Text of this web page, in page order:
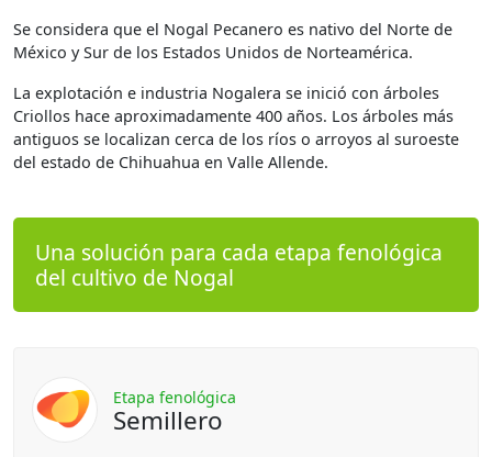
Se considera que el Nogal Pecanero es nativo del Norte de
México y Sur de los Estados Unidos de Norteamérica.
La explotación e industria Nogalera se inició con árboles
Criollos hace aproximadamente 400 años. Los árboles más
antiguos se localizan cerca de los ríos o arroyos al suroeste
del estado de Chihuahua en Valle Allende.
Una solución para cada etapa fenológica
del cultivo de Nogal
Etapa fenológica
Semillero